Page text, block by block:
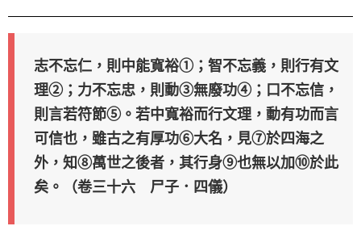
志不忘仁，則中能寬裕①；智不忘義，則行有文
理②；力不忘忠，則動③無廢功④；口不忘信，
則言若符節⑤。若中寬裕而行文理，動有功而言
可信也，雖古之有厚功⑥大名，見⑦於四海之
外，知⑧萬世之後者，其行身⑨也無以加⑩於此
矣。（卷三十六 尸子．四儀）